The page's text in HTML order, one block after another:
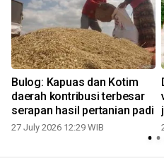
Bulog: Kapuas dan Kotim
daerah kontribusi terbesar
serapan hasil pertanian padi
27 July 2026 12:29 WIB